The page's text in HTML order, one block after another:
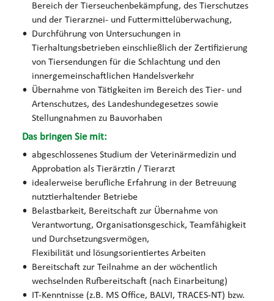
Bereich der Tierseuchenbekämpfung, des Tierschutzes
und der Tierarznei- und Futtermittelüberwachung,
Durchführung von Untersuchungen in
Tierhaltungsbetrieben einschließlich der Zertifizierung
von Tiersendungen für die Schlachtung und den
innergemeinschaftlichen Handelsverkehr
Übernahme von Tätigkeiten im Bereich des Tier- und
Artenschutzes, des Landeshundegesetzes sowie
Stellungnahmen zu Bauvorhaben
Das bringen Sie mit:
abgeschlossenes Studium der Veterinärmedizin und
Approbation als Tierärztin / Tierarzt
idealerweise berufliche Erfahrung in der Betreuung
nutztierhaltender Betriebe
Belastbarkeit, Bereitschaft zur Übernahme von
Verantwortung, Organisationsgeschick, Teamfähigkeit
und Durchsetzungsvermögen,
Flexibilität und lösungsorientiertes Arbeiten
Bereitschaft zur Teilnahme an der wöchentlich
wechselnden Rufbereitschaft (nach Einarbeitung)
IT-Kenntnisse (z.B. MS Office, BALVI, TRACES-NT) bzw.